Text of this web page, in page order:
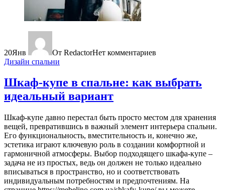
20Янв От RedactorНет комментариев
Дизайн спальни
Шкаф-купе в спальне: как выбрать
идеальный вариант
Шкаф-купе давно перестал быть просто местом для хранения
вещей, превратившись в важный элемент интерьера спальни.
Его функциональность, вместительность и, конечно же,
эстетика играют ключевую роль в создании комфортной и
гармоничной атмосферы. Выбор подходящего шкафа-купе –
задача не из простых, ведь он должен не только идеально
вписываться в пространство, но и соответствовать
индивидуальным потребностям и предпочтениям. На